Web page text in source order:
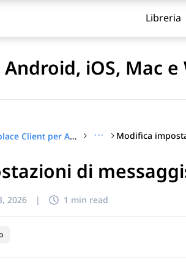
Libreria
iOS, Mac e
Utilizzo di Avaya Workplace Client per Android, iOS, Mac e Windows ···
di
2026 | 1 min read